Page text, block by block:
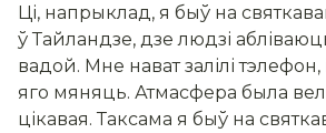
Ці, напрыклад, я быў на
ў Тайландзе, дзе людзі
вадой. Мне нават залілі
яго мяняць. Атмасфера была
цікавая. Таксама я быў на